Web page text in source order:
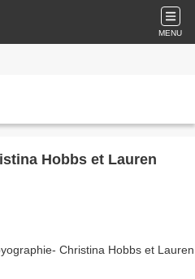
MENU
Hobbs et Lauren